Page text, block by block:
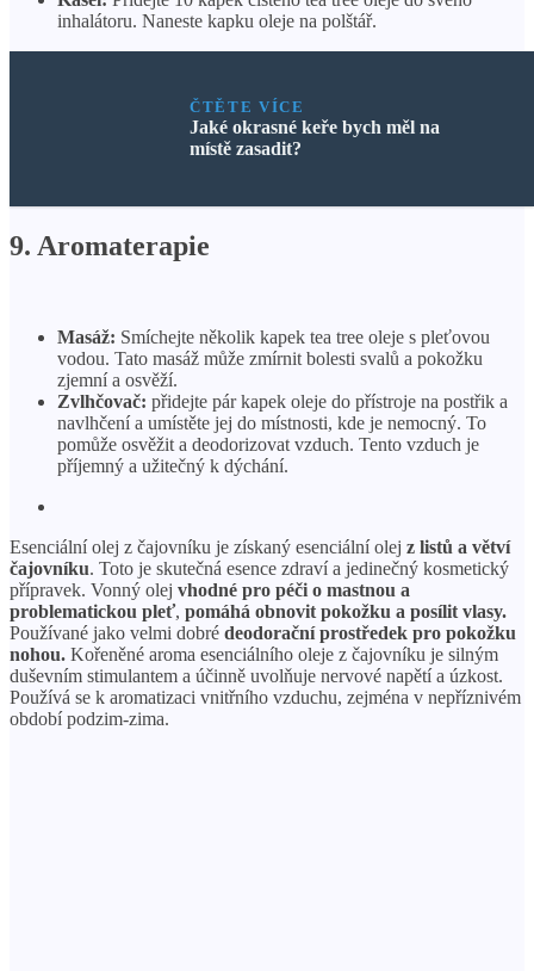
inhalátoru. Naneste kapku oleje na polštář.
ČTĚTE VÍCE
Jaké okrasné keře bych měl na
místě zasadit?
9. Aromaterapie
Masáž: Smíchejte několik kapek tea tree oleje s pleťovou
vodou. Tato masáž může zmírnit bolesti svalů a pokožku
zjemní a osvěží.
Zvlhčovač: přidejte pár kapek oleje do přístroje na postřik a
navlhčení a umístěte jej do místnosti, kde je nemocný. To
pomůže osvěžit a deodorizovat vzduch. Tento vzduch je
příjemný a užitečný k dýchání.
Esenciální olej z čajovníku je získaný esenciální olej z listů a větví
čajovníku. Toto je skutečná esence zdraví a jedinečný kosmetický
přípravek. Vonný olej vhodné pro péči o mastnou a
problematickou pleť, pomáhá obnovit pokožku a posílit vlasy.
Používané jako velmi dobré deodorační prostředek pro pokožku
nohou. Kořeněné aroma esenciálního oleje z čajovníku je silným
duševním stimulantem a účinně uvolňuje nervové napětí a úzkost.
Používá se k aromatizaci vnitřního vzduchu, zejména v nepříznivém
období podzim-zima.